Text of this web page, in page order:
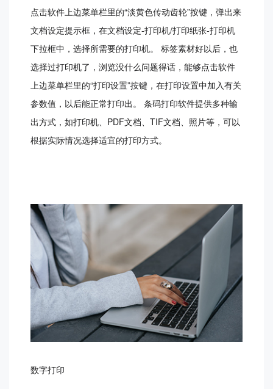
点击软件上边菜单栏里的“淡黄色传动齿轮”按键，弹出来
文档设定提示框，在文档设定-打印机/打印纸张-打印机
下拉框中，选择所需要的打印机。 标签素材好以后，也
选择过打印机了，浏览没什么问题得话，能够点击软件
上边菜单栏里的“打印设置”按键，在打印设置中加入有关
参数值，以后能正常打印出。 条码打印软件提供多种输
出方式，如打印机、PDF文档、TIF文档、照片等，可以
根据实际情况选择适宜的打印方式。
数字打印